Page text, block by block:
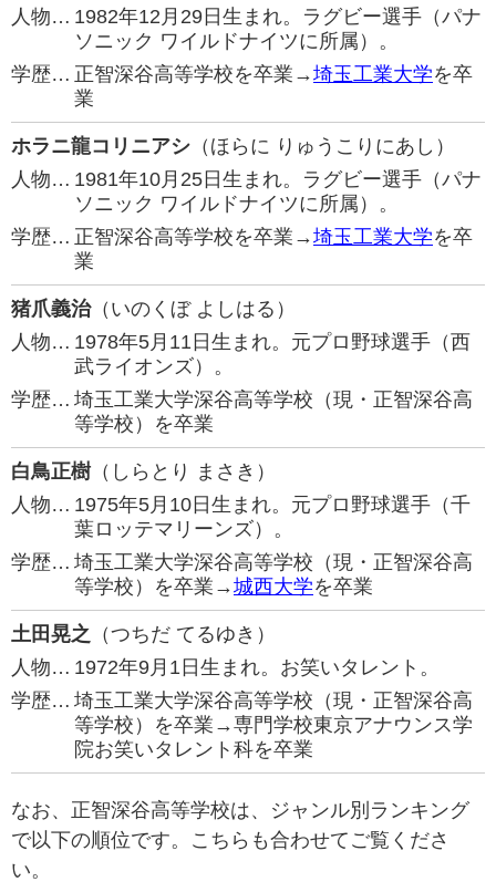
人物… 1982年12月29日生まれ。ラグビー選手（パナ
ソニック ワイルドナイツに所属）。
学歴… 正智深谷高等学校を卒業→埼玉工業大学を卒
業
ホラニ龍コリニアシ （ほらに りゅうこりにあし）
人物… 1981年10月25日生まれ。ラグビー選手（パナ
ソニック ワイルドナイツに所属）。
学歴… 正智深谷高等学校を卒業→埼玉工業大学を卒
業
猪爪義治（いのくぼ よしはる）
人物… 1978年5月11日生まれ。元プロ野球選手（西
武ライオンズ）。
学歴… 埼玉工業大学深谷高等学校（現・正智深谷高
等学校）を卒業
白鳥正樹（しらとり まさき）
人物… 1975年5月10日生まれ。元プロ野球選手（千
葉ロッテマリーンズ）。
学歴… 埼玉工業大学深谷高等学校（現・正智深谷高
等学校）を卒業→城西大学を卒業
土田晃之 （つちだ てるゆき）
人物… 1972年9月1日生まれ。お笑いタレント。
学歴… 埼玉工業大学深谷高等学校（現・正智深谷高
等学校）を卒業→専門学校東京アナウンス学
院お笑いタレント科を卒業
なお、正智深谷高等学校は、ジャンル別ランキング
で以下の順位です。こちらも合わせてご覧くださ
い。